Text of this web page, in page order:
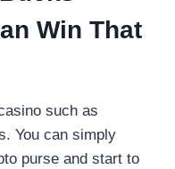
Win That
such as
You can simply
purse and start to